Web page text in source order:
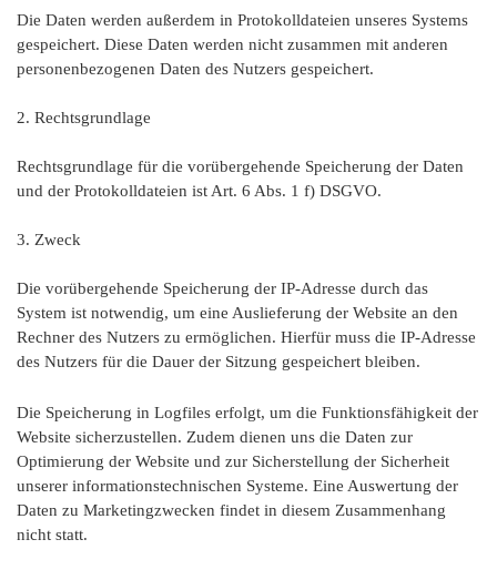
Die Daten werden außerdem in Protokolldateien unseres Systems
gespeichert. Diese Daten werden nicht zusammen mit anderen
personenbezogenen Daten des Nutzers gespeichert.
2. Rechtsgrundlage
Rechtsgrundlage für die vorübergehende Speicherung der Daten
und der Protokolldateien ist Art. 6 Abs. 1 f) DSGVO.
3. Zweck
Die vorübergehende Speicherung der IP-Adresse durch das
System ist notwendig, um eine Auslieferung der Website an den
Rechner des Nutzers zu ermöglichen. Hierfür muss die IP-Adresse
des Nutzers für die Dauer der Sitzung gespeichert bleiben.
Die Speicherung in Logfiles erfolgt, um die Funktionsfähigkeit der
Website sicherzustellen. Zudem dienen uns die Daten zur
Optimierung der Website und zur Sicherstellung der Sicherheit
unserer informationstechnischen Systeme. Eine Auswertung der
Daten zu Marketingzwecken findet in diesem Zusammenhang
nicht statt.